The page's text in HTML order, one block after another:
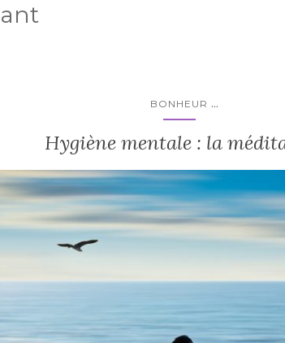
BONHEUR ...
Hygiène mentale : la